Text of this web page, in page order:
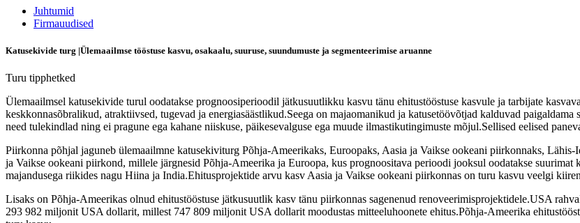
Juhtumid
Firmauudised
Katusekivide turg |Ülemaailmse tööstuse kasvu, osakaalu, suuruse, suundumuste ja segmenteerimise aruanne
Turu tipphetked
Ülemaailmsel katusekivide turul oodatakse prognoosiperioodil jätkusuutlikku kasvu tänu ehitustööstuse kasvule ja tarbijate
keskkonnasõbralikud, atraktiivsed, tugevad ja energiasäästlikud.Seega on majaomanikud ja katusetöövõtjad kalduvad
need tulekindlad ning ei pragune ega kahane niiskuse, päikesevalguse ega muude ilmastikutingimuste mõjul.Sellised eelised
Piirkonna põhjal jaguneb ülemaailmne katusekiviturg Põhja-Ameerikaks, Euroopaks, Aasia ja Vaikse ookeani piirkonnaks,
ja Vaikse ookeani piirkond, millele järgnesid Põhja-Ameerika ja Euroopa, kus prognoositava perioodi jooksul oodatakse suurimat
majandusega riikides nagu Hiina ja India.Ehitusprojektide arvu kasv Aasia ja Vaikse ookeani piirkonnas on turu kasvu veelgi
Lisaks on Põhja-Ameerikas olnud ehitustööstuse jätkusuutlik kasv tänu piirkonnas sagenenud renoveerimisprojektidele.USA
293 982 miljonit USA dollarit, millest 747 809 miljonit USA dollarit moodustas mitteeluhoonete ehitus.Põhja-Ameerika